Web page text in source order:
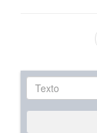
Texto